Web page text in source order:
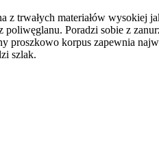
trwałych materiałów wysokiej
poliwęglanu. Poradzi sobie z
proszkowo korpus zapewnia
szlak.